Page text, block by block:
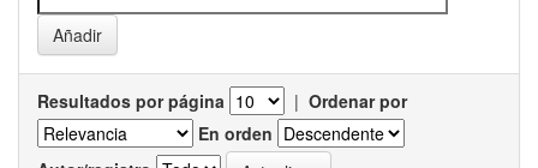
Resultados por página | Ordenar por
En orden